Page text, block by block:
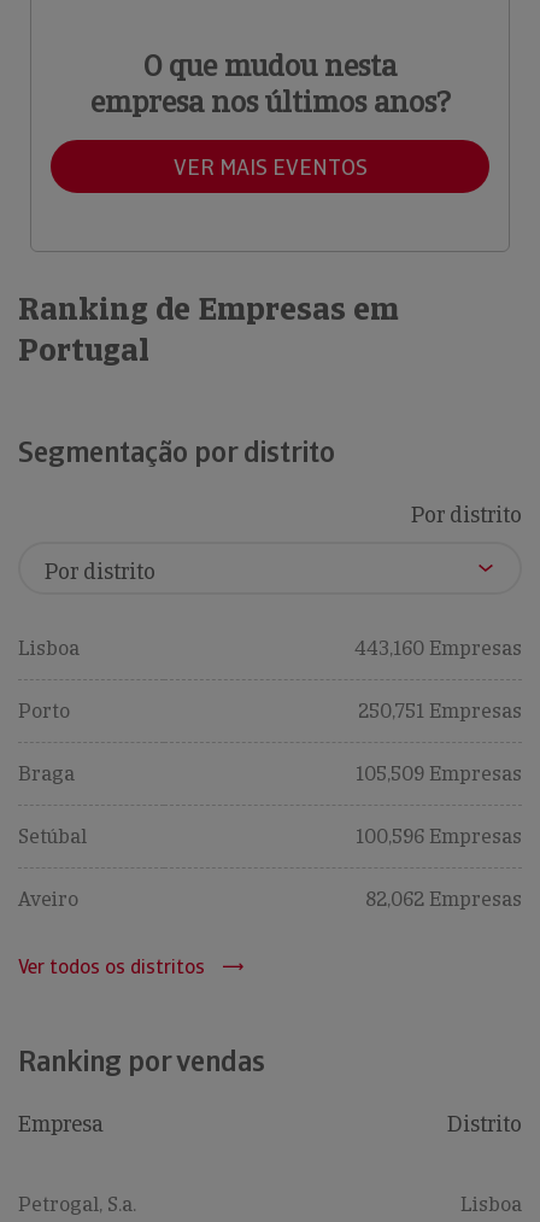
O que mudou nesta
empresa nos últimos anos?
VER MAIS EVENTOS
Ranking de Empresas em
Portugal
Segmentação por distrito
Por distrito
Lisboa 443,160 Empresas
Porto 250,751 Empresas
Braga 105,509 Empresas
Setúbal 100,596 Empresas
Aveiro 82,062 Empresas
Ver todos os distritos
Ranking por vendas
Empresa Distrito
Petrogal, S.a. Lisboa